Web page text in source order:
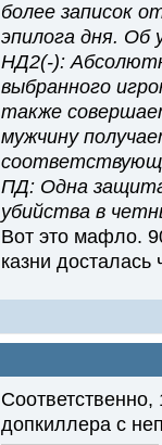
более записок
эпилога дня.
НД2(-):
выбранного
также
мужчину
ПД: Одна
убийства в
Вот это мафло.
казни досталась
допкиллера с